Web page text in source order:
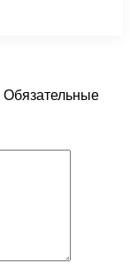
Обязательные